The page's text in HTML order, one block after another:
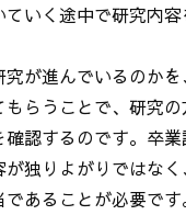
いく途中で研究内
が進んでいるのか
らうことで、研究の
認するのです。卒
独りよがりではな
あることが必要です